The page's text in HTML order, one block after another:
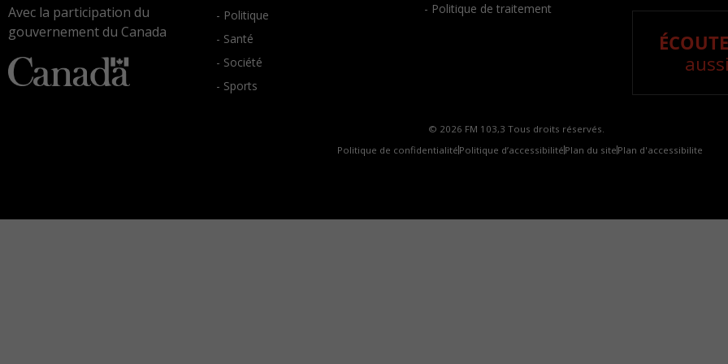
Avec la participation du
gouvernement du Canada
- Politique
- Santé
- Société
- Sports
- Politique de traitement
© 2026 FM 103,3 Tous droits réservés.
Politique de confidentialité Politique d’accessibilité Plan du site Plan d'accessibilite